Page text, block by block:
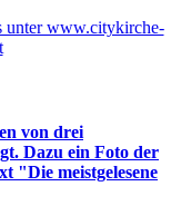
unter www.citykirche-